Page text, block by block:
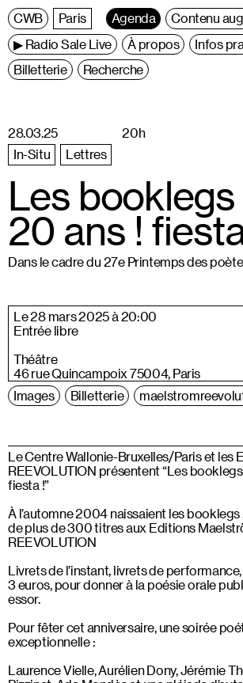
Centre
Wallonie
Bruxelles
Paris Agenda
Contenu
▶ Radio Sale Live
À propos
Infos
Billetterie
Recherche
28.03.25
20h
In-Situ
Lettres
Les
20 ans !
Dans le cadre du 27e Printemps des
Le 28 mars 2025 à 20:00
Entrée libre
Théâtre
46 rue Quincampoix 75004, Paris
Images
Billetterie
Le Centre Wallonie-Bruxelles/Paris et les
REEVOLUTION présentent “Les
fiesta !”
À l’automne 2004 naissaient les
de plus de 300 titres aux Editions
REEVOLUTION
Livrets de l’instant, livrets de
3 euros, pour donner à la poésie orale
essor.
Pour fêter cet anniversaire, une soirée
exceptionnelle :
Laurence Vielle, Aurélien Dony, Jérémie